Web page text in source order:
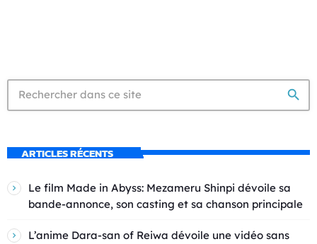
search
ARTICLES RÉCENTS
Le film Made in Abyss: Mezameru Shinpi dévoile sa
bande-annonce, son casting et sa chanson principale
L’anime Dara-san of Reiwa dévoile une vidéo sans